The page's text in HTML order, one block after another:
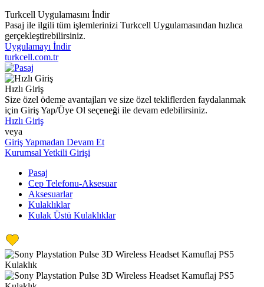
Turkcell Uygulamasını İndir
Pasaj ile ilgili tüm işlemlerinizi Turkcell Uygulamasından hızlıca
gerçekleştirebilirsiniz.
Uygulamayı İndir
turkcell.com.tr
Hızlı Giriş
Size özel ödeme avantajları ve size özel tekliflerden faydalanmak
için Giriş Yap/Üye Ol seçeneği ile devam edebilirsiniz.
Hızlı Giriş
veya
Giriş Yapmadan Devam Et
Kurumsal Yetkili Girişi
Pasaj
Cep Telefonu-Aksesuar
Aksesuarlar
Kulaklıklar
Kulak Üstü Kulaklıklar